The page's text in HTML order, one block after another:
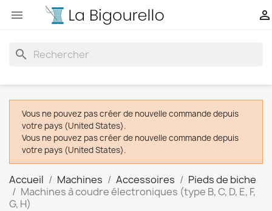
 
search
Vous ne pouvez pas créer de nouvelle commande depuis
votre pays (United States).
Vous ne pouvez pas créer de nouvelle commande depuis
votre pays (United States).
Accueil Machines Accessoires
Pieds de biche
Machines à coudre électroniques (type B, C, D, E, F,
G, H)